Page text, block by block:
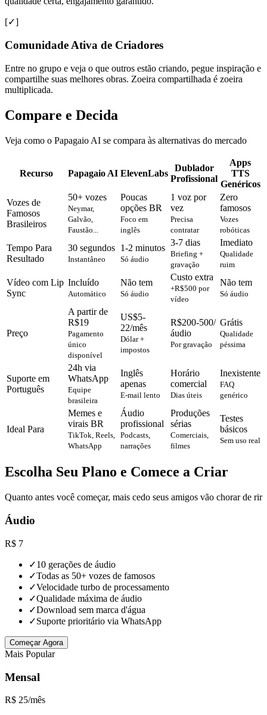
[✓]
Comunidade Ativa de Criadores
Entre no grupo e veja o que outros estão criando, pegue inspiração e
compartilhe suas melhores obras. Zoeira compartilhada é zoeira
multiplicada.
Compare e Decida
Veja como o Papagaio AI se compara às alternativas do mercado
Recurso Papagaio AI ElevenLabs
Dublador
Profissional
Apps
TTS
Genéricos
Vozes de
Famosos
Brasileiros
50+ vozes
Neymar,
Galvão,
Faustão...
Poucas
opções BR
Foco em
inglês
1 voz por
vez
Precisa
contratar
Zero
famosos
Vozes
robóticas
Tempo Para
Resultado
30 segundos
Instantâneo
1-2 minutos
Só áudio
3-7 dias
Briefing +
gravação
Imediato
Qualidade
ruim
Vídeo com Lip
Sync
Incluído
Automático
Não tem
Só áudio
Custo extra
+R$500 por
vídeo
Não tem
Só áudio
Preço
A partir de
R$19
Pagamento
único
disponível
US$5-
22/mês
Dólar +
impostos
R$200-500/
áudio
Por gravação
Grátis
Qualidade
péssima
Suporte em
Português
24h via
WhatsApp
Equipe
brasileira
Inglês
apenas
E-mail lento
Horário
comercial
Dias úteis
Inexistente
FAQ
genérico
Ideal Para
Memes e
virais BR
TikTok, Reels,
WhatsApp
Áudio
profissional
Podcasts,
narrações
Produções
sérias
Comerciais,
filmes
Testes
básicos
Sem uso real
Escolha Seu Plano e Comece a Criar
Quanto antes você começar, mais cedo seus amigos vão chorar de rir
Áudio
R$ 7
✓10 gerações de áudio
✓Todas as 50+ vozes de famosos
✓Velocidade turbo de processamento
✓Qualidade máxima de áudio
✓Download sem marca d'água
✓Suporte prioritário via WhatsApp
Começar Agora
Mais Popular
Mensal
R$ 25/mês